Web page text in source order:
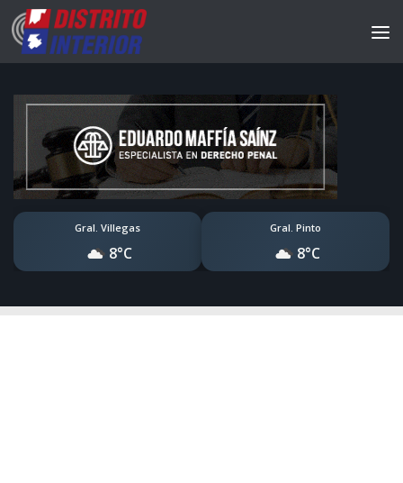
Gral. Villegas
8°C
Gral. Pinto
8°C